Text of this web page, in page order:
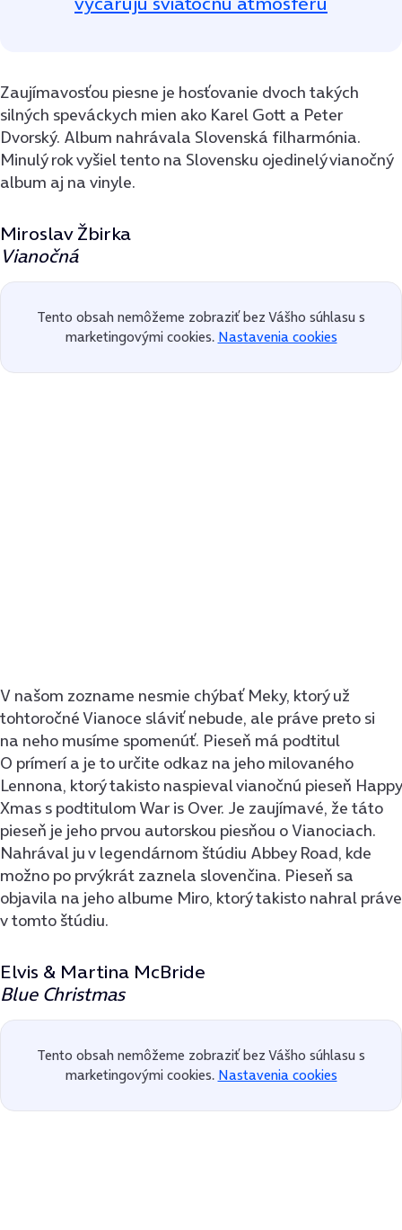
Zaujímavosťou piesne je hosťovanie dvoch takých
silných speváckych mien ako Karel Gott a Peter
Dvorský. Album nahrávala Slovenská filharmónia.
Minulý rok vyšiel tento na Slovensku ojedinelý vianočný
album aj na vinyle.
Miroslav Žbirka
Vianočná
Tento obsah nemôžeme zobraziť bez Vášho súhlasu s
marketingovými cookies. Nastavenia cookies
V našom zozname nesmie chýbať Meky, ktorý už
tohtoročné Vianoce sláviť nebude, ale práve preto si
na neho musíme spomenúť. Pieseň má podtitul
O prímerí a je to určite odkaz na jeho milovaného
Lennona, ktorý takisto naspieval vianočnú pieseň Happy
Xmas s podtitulom War is Over. Je zaujímavé, že táto
pieseň je jeho prvou autorskou piesňou o Vianociach.
Nahrával ju v legendárnom štúdiu Abbey Road, kde
možno po prvýkrát zaznela slovenčina. Pieseň sa
objavila na jeho albume Miro, ktorý takisto nahral práve
v tomto štúdiu.
Elvis & Martina McBride
Blue Christmas
Tento obsah nemôžeme zobraziť bez Vášho súhlasu s
marketingovými cookies. Nastavenia cookies